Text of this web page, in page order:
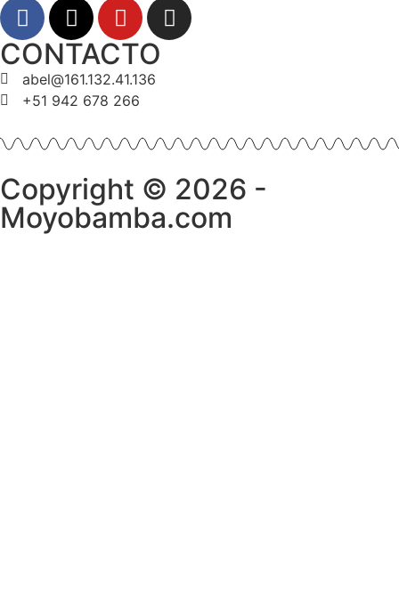
CONTACTO
abel@161.132.41.136
+51 942 678 266
Copyright © 2026 -
Moyobamba.com